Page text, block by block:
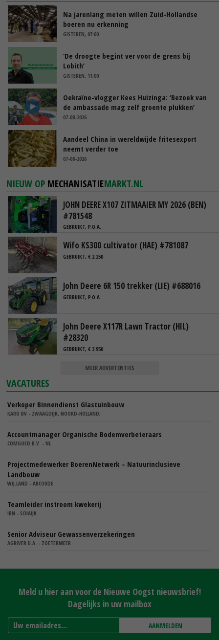
Na jarenlang meten willen Zuid-Hollandse
boeren nu erkenning
GISTEREN, 07:00
‘De droogte begint ver voor de grens bij
Lobith’
GISTEREN, 11:00
Oekraïne-vlogger Kees Huizinga: ‘Bezoek van
de ambassade mag zelf groente plukken’
07-08-2026
Aandeel China in wereldwijde fritesexport
neemt verder toe
07-08-2026
NIEUW OP MECHANISATIEMARKT.NL
JOHN DEERE X107 ZITMAAIER MY 2026 (BEN)
#781548
GEBRUIKT, P.O.A.
Wifo KS300 cultivator (HAE) #781087
GEBRUIKT, € 2.250
John Deere 6R 150 trekker (LIE) #688016
GEBRUIKT, P.O.A.
John Deere X117R Lawn Tractor (HIL)
#28320
GEBRUIKT, € 3.950
MEER ADVERTENTIES
VACATURES
Verkoper Binnendienst Glastuinbouw
KARO BV - ZWAAGDIJK, NOORD-HOLLAND,
Accountmanager Organische Bodemverbeteraars
COMGOED B.V. - NL
Projectmedewerker BoerenNetwerk – Natuurinclusieve
Landbouw
WIJ.LAND - ABCOUDE
Teamleider instroom kwekerij
IBN - SCHAIJK
Senior Adviseur Gewassenverzekeringen
AGRIVER U.A. - ZOETERMEER
Meld u hier aan voor de Nieuwe Oogst nieuwsbrief!
Dagelijks in uw mailbox
AANMELDEN